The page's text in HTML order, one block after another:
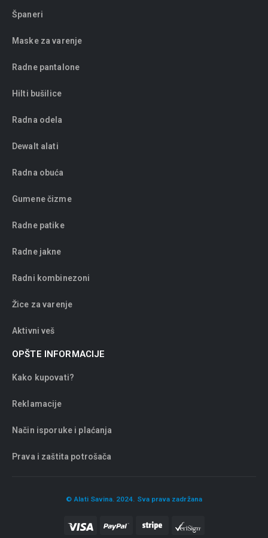
Španeri
Maske za varenje
Radne pantalone
Hilti bušilice
Radna odela
Dewalt alati
Radna obuća
Gumene čizme
Radne patike
Radne jakne
Radni kombinezoni
Žice za varenje
Aktivni veš
OPŠTE INFORMACIJE
Kako kupovati?
Reklamacije
Način isporuke i plaćanja
Prava i zaštita potrošača
© Alati Savina. 2024. Sva prava zadržana